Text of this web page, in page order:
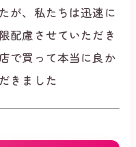
が、私たちは迅速に
配慮させていただき
で買って本当に良か
きました